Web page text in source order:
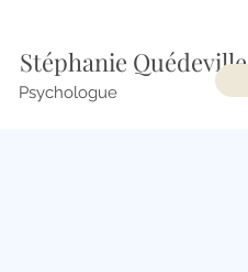
Stéphanie Quédeville
Psychologue